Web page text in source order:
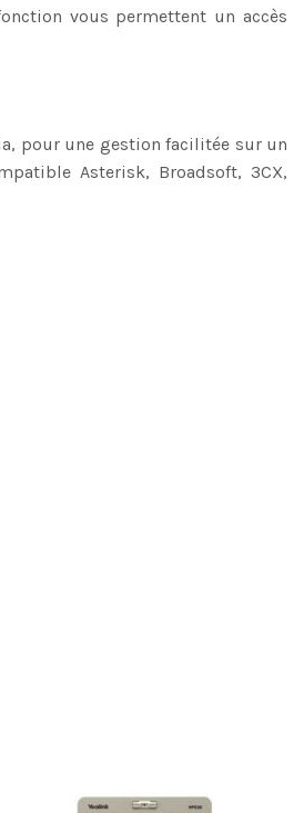
vous permettent un accès
pour une gestion facilitée sur un
Asterisk, Broadsoft, 3CX,